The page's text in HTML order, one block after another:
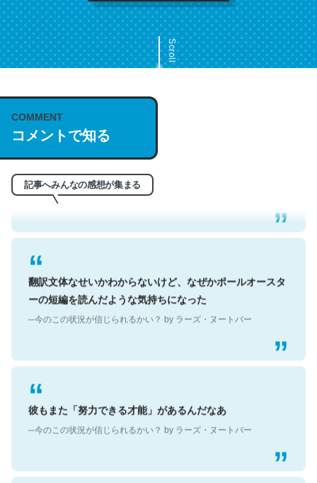
Scroll
COMMENT
コメントで知る
記事へみんなの感想が集まる
これは名文。彼はとてもクレバーなんだろうなと凄く思
─今のこの状況が信じられるかい？ by ラーズ・ヌートバー
翻訳文体なせいかわからないけど、なぜかポールオースタ
ーの短編を読んだような気持ちになった
─今のこの状況が信じられるかい？ by ラーズ・ヌートバー
彼もまた「努力できる才能」があるんだなあ
─今のこの状況が信じられるかい？ by ラーズ・ヌートバー